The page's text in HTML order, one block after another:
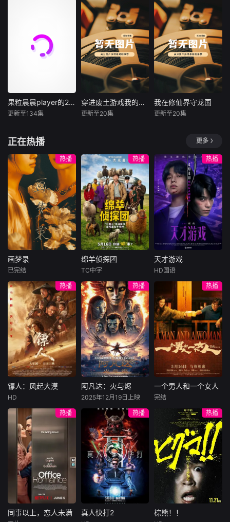
为女儿般的宠爱，
并学习了欧几里得
的《几何
终结。人们在恐惧
死亡与毁灭的同
时，
特。 蛰居在家
沉迷游戏度日，实
际上却在某个不为
当年击败流星的勇
者， 如今已成
米蒂娅重逢后，流
星从尼特
东内麻理子
小山力也
「魔法少女――そ
れは強くて、格好
良くて、しなやか
で。 &n
大石ともこ
土屋咲登子
这一次也带来
了新的主题与新的
恐怖演出，充满了
令人脊背发凉的故
事。负责演唱片尾
主题曲的二人歌谣
组合“风轮”也会以
声优的身份参加，
成为本季的一大亮
悚然的纸芝居艺人
大叔，
果粒晨晨player的2026年合集
暂无内容
果粒晨晨player的2026年合集
更新至134集
穿进废土游戏我的下水道是SSS级庇护所
存游戏，凭借顶尖
游戏思维与“命运卡
牌”系统，在危机四
伏的废土世界挣扎
求生。他以牙科诊
所为起点，将下水
道防空洞打造成安
全藏身处，一边搜
集情报、掠夺物
资、解锁技能，一
边周旋于暴徒监
狱、黑盾警察署、
极光动物协助会等
多方势力，在杀
戮、奢靡、纵欲等
卡牌代价中步步为
营，从新人菜鸟逆
袭成废土强者，一
步步揭开绿森市背
后的实验阴谋与势
力秘辛。
穿进废土游戏我的下水道是SSS级庇护所
更新至20集
我在修仙界守龙国
废灵根婴儿陆天行
绑定族人修炼反馈
系统，跨界降临危
难龙国，以金光神
力退敌、传修仙功
法，助龙国军民崛
起抗敌。他一边在
修仙界破局成长，
一边守护龙国抵御
樱花侵略、邪修暗
算与星际入侵，凭
百亿族人愿力登顶
渡劫，打通飞升通
道，护佑两界苍
生。
我在修仙界守龙国
更新至20集
正在热播 更多
热播
画梦录
林柏叡
民国的上海滩，身
怀绝技的孤女画师
许雁真，意外与身
陷危局的融汇银行
总账姜心羽产生交
集。姜心羽遭人陷
害，只得与许雁真
结盟，彼时银行欲
将国宝名画低价卖
给外国人，许雁真
仿造名画、偷天换
日。几经波折，两
人联手在各方势力
的夹缝间巧妙周
旋，共历险阻，破
解重重困境。
画梦录
已完结
热播
绵羊侦探团
尼可拉斯·博朗
尼古拉斯·加利齐纳
牧羊人乔治
（休·杰克曼饰）最
爱给羊群读侦探小
说，没想到自己有
一天会离奇死亡。
他留下的3000万
巨额遗产，让每个
人貌似都有犯罪动
机。警察毫无头绪
“不务正业”迈出牧
场，追查牧羊人“躺
平
绵羊侦探团
TC中字
热播
天才游戏
李蔓瑄
穷途末路的天才少
年刘全龙（彭昱畅
饰），被偏执富家
公子陈伦（丁禹兮
饰）选中，被迫踏
入一场为他量身打
造的“换命游戏”。
豪华别墅、名车名
表、神秘女友全部
备齐，在陈伦的精
瞬间拥有顶配人
生。
天才游戏
HD国语
热播
镖人：风起大漠
于适
大漠之上，镖人、
官府、西域五大家
族等多方势力盘根
错节、暗潮涌动。
“天字第二号逃犯”
刀马接下特殊押镖
任务，和同伴一起
从西域护镖远赴长
安。不料，他们的
镖人：风起大漠
HD
热播
阿凡达：火与烬
佐伊·索尔达娜
西格妮·韦弗
影片聚焦杰克·萨利
与奈蒂莉一家的命
运起伏，在前作的
情感余波之上，深
刻描绘一个家族在
战火中如何成长、
并共同守护血脉相
连的情感纽带的历
阿凡达：火与烬
2025年12月19日上映
热播
一个男人和一个女人
周汉宁
男人（黄渤
饰）和女人（倪妮
饰）飞机同时落
地，入住同一家酒
店，成为一墙之隔
的邻居。不够隔音
的房间暴露了男人
和女人因生活暂停
陷入的困境，健
一个男人和一个女人
完结
热播
同事以上，恋人未满
同事以上，恋人未满
热播
真人快打2
真人快打2
热播
棕熊！！
棕熊！！